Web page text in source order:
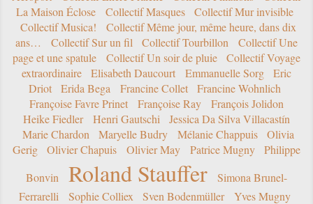
La Maison Éclose
Collectif Masques
Collectif Mur invisible
Collectif Musica!
Collectif Même jour, même heure, dans dix
ans…
Collectif Sur un fil Collectif Tourbillon
Collectif Une
page et une spatule
Collectif Un soir de pluie
Collectif Voyage
extraordinaire
Elisabeth Daucourt Emmanuelle Sorg
Eric
Driot
Erida Bega Francine Collet
Francine Wohnlich
Françoise Favre Prinet
Françoise Ray
François Jolidon
Heike Fiedler
Henri Gautschi
Jessica Da Silva Villacastín
Marie Chardon
Maryelle Budry Mélanie Chappuis
Olivia
Gerig
Olivier Chapuis Olivier May Patrice Mugny
Philippe
Bonvin
Roland Stauffer
Simona Brunel-
Ferrarelli
Sophie Colliex Sven Bodenmüller Yves Mugny